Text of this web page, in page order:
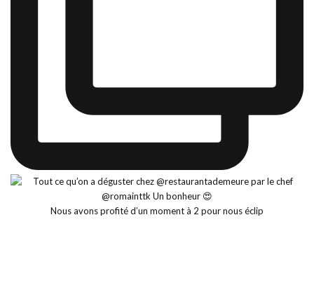
Nous avons profité d’un moment à 2 pour nous éclip